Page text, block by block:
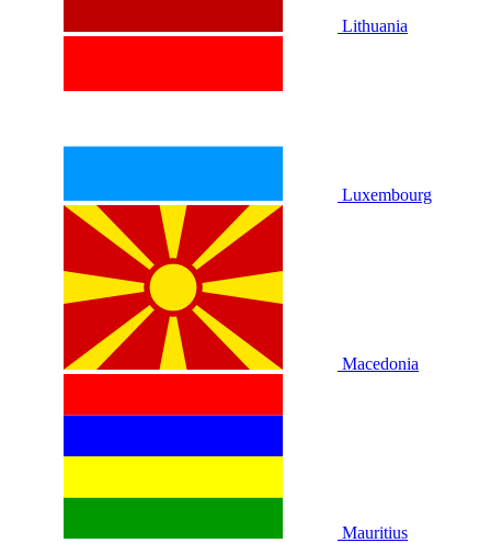
Lithuania
Luxembourg
Macedonia
Mauritius